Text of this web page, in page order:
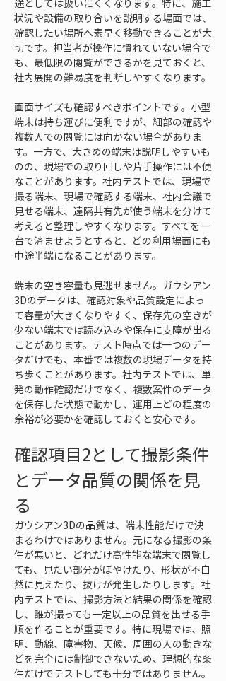
途としては扱いにくくなります。特に、施工
状況や設備の取り合いを説明する場面では、
確認したい場所へ素早く移動できることが大
切です。担当者が操作に慣れていない場合で
も、最低限の閲覧ができるかを見ておくと、
社内展開の難易度を判断しやすくなります。
画面サイズも確認すべきポイントです。小型
端末は持ち運びに便利ですが、細部の確認や
複数人での閲覧には向かない場合がありま
す。一方で、大きめの端末は説明しやすいも
のの、現場での取り回しや片手操作には不便
なことがあります。社内テストでは、現場で
撮る端末、現場で確認する端末、社内会議で
見せる端末、遠隔共有先が使う端末を分けて
考えると整理しやすくなります。すべてを一
台で済ませようとすると、どの利用場面にも
中途半端になることがあります。
端末の空き容量も見逃せません。ガウシアン
3Dのデータは、確認対象や品質設定によっ
て容量が大きくなりやすく、保存先の空きが
少ない端末では読み込みや保存に支障が出る
ことがあります。テスト時点では一つのデー
タだけでも、本番では複数の現場データを持
ち歩くことがあります。社内テストでは、単
発の動作確認だけでなく、複数案件のデータ
を保存した状態で動かし、運用上どの程度の
余裕が必要かを確認しておくと安心です。
確認項目2として撮影条件
とデータ品質の関係を見
る
ガウシアン3Dの品質は、端末性能だけで決
まるわけではありません。元になる撮影の条
件が悪いと、どれだけ高性能な端末で閲覧し
ても、見たい部分がぼやけたり、形状が不自
然に見えたり、抜けが発生したりします。社
内テストでは、撮影方法と結果の関係を確認
し、誰が撮っても一定以上の品質を出せる手
順を作ることが重要です。特に現場では、照
明、動線、障害物、天候、周囲の人の動きな
どを完全には制御できないため、理想的な条
件だけでテストしても十分ではありません。